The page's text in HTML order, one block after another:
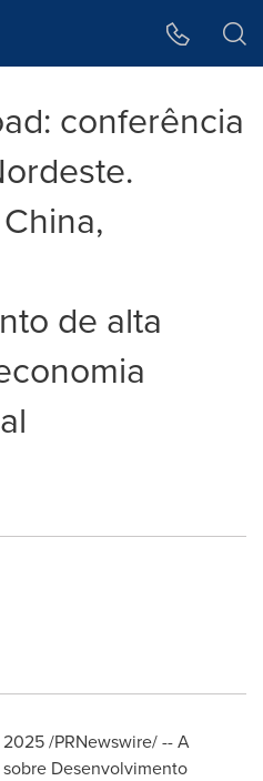
conferência
de alta
2025/PRNewswire/ -- A
Desenvolvimento